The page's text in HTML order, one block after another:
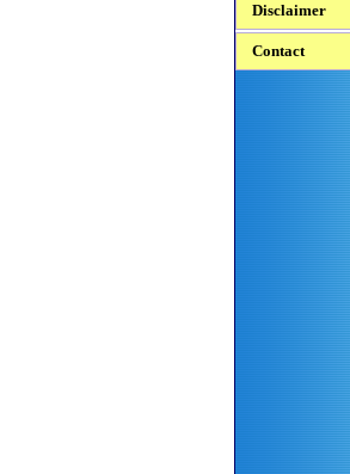
Disclaimer
Contact